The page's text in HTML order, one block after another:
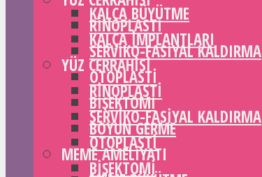
RINOPLASTI
SERVIKO-FASIYAL KALDIRMA
OTOPLASTI
BIŞEKTOMI
BOYUN GERME
MEME AMELIYATI
KALÇA BÜYÜTME
KALÇA IMPLANTLARI
YÜZ CERRAHISI
RINOPLASTI
SERVIKO-FASIYAL KALDIRMA
OTOPLASTI
BIŞEKTOMI